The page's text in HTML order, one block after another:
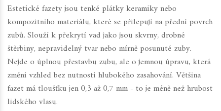
Estetické fazety jsou tenké plátky keramiky nebo
kompozitního materiálu, které se přilepují na přední povrch
zubů. Slouží k překrytí vad jako jsou skvrny, drobné
štěrbiny, nepravidelný tvar nebo mírně posunuté zuby.
Nejde o úplnou přestavbu zubu, ale o jemnou úpravu, která
změní vzhled bez nutnosti hlubokého zasahování. Většina
fazet má tloušťku jen 0,3 až 0,7 mm - to je méně než hrubost
lidského vlasu.